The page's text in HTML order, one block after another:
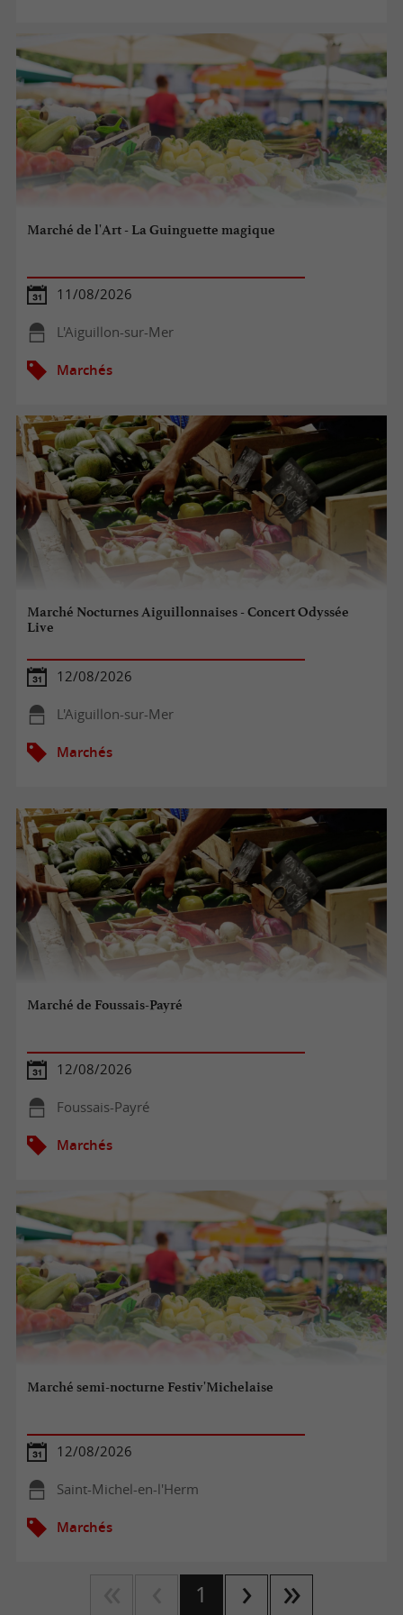
Marché de l'Art - La Guinguette magique
11/08/2026
L'Aiguillon-sur-Mer
Marchés
Marché Nocturnes Aiguillonnaises - Concert Odyssée
Live
12/08/2026
L'Aiguillon-sur-Mer
Marchés
Marché de Foussais-Payré
12/08/2026
Foussais-Payré
Marchés
Marché semi-nocturne Festiv'Michelaise
12/08/2026
Saint-Michel-en-l'Herm
Marchés
1